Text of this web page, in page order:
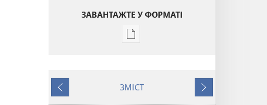
ЗАВАНТАЖТЕ У ФОРМАТІ
Параметри
Лютий 2011
Назад
ЗМІСТ
Далі